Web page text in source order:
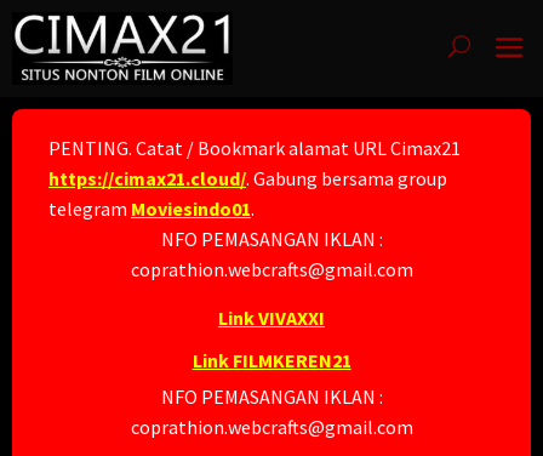
Skip
to
content
PENTING. Catat / Bookmark alamat URL Cimax21
https://cimax21.cloud/. Gabung bersama group
telegram Moviesindo01.
NFO PEMASANGAN IKLAN :
coprathion.webcrafts@gmail.com
Link VIVAXXI
Link FILMKEREN21
NFO PEMASANGAN IKLAN :
coprathion.webcrafts@gmail.com